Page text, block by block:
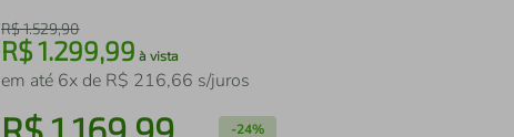
R$1.529,90
R$1.299,99 à vista
em até 6x de R$ 216,66 s/juros
-24%